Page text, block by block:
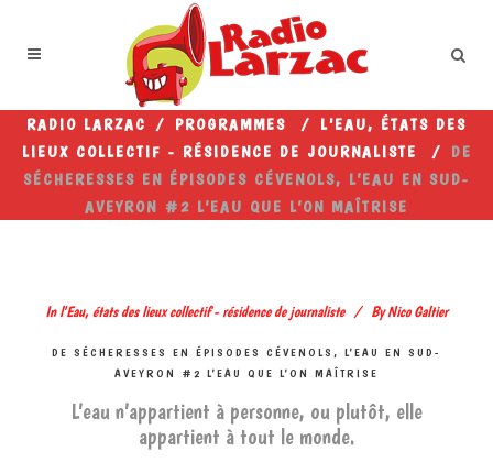
RADIO LARZAC / PROGRAMMES / L'EAU, ÉTATS DES
LIEUX COLLECTIF - RÉSIDENCE DE JOURNALISTE
/ DE
SÉCHERESSES EN ÉPISODES CÉVENOLS, L’EAU EN SUD-
AVEYRON #2 L’EAU QUE L’ON MAÎTRISE
In l'Eau, états des lieux collectif - résidence de journaliste By Nico Galtier
DE SÉCHERESSES EN ÉPISODES CÉVENOLS, L’EAU EN SUD-
AVEYRON #2 L’EAU QUE L’ON MAÎTRISE
L’eau n’appartient à personne, ou plutôt, elle
appartient à tout le monde.